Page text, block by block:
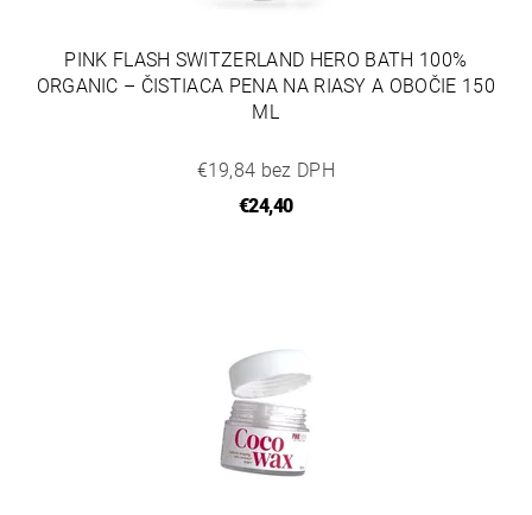
PINK FLASH SWITZERLAND HERO BATH 100%
ORGANIC – ČISTIACA PENA NA RIASY A OBOČIE 150
ML
€19,84 bez DPH
€24,40